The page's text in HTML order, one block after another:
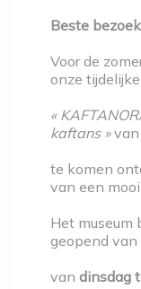
novembre
Gravé au
marocain se
revalorisées qui
Beste
Voor de
onze
«
kaftans »van
te komen
van een
Het museum
geopend van
vandinsdag